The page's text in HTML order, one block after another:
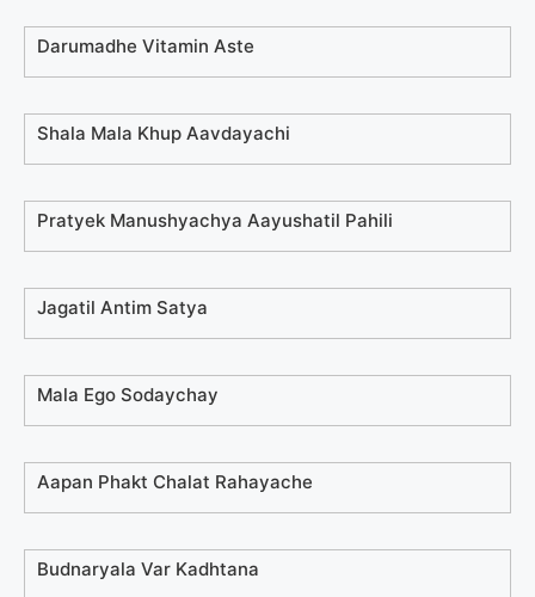
Darumadhe Vitamin Aste
Shala Mala Khup Aavdayachi
Pratyek Manushyachya Aayushatil Pahili
Jagatil Antim Satya
Mala Ego Sodaychay
Aapan Phakt Chalat Rahayache
Budnaryala Var Kadhtana